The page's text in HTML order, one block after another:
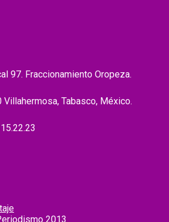
97. Fraccionamiento Oropeza.
Tabasco, México.
2013